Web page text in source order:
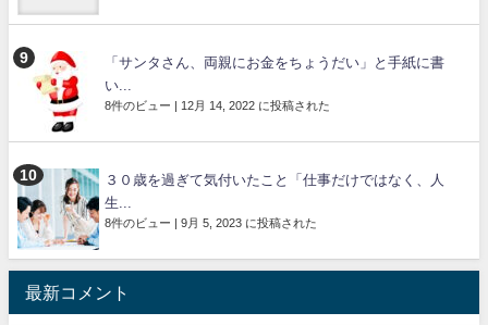
「サンタさん、両親にお金をちょうだい」と手紙に書
い...
8件のビュー 12月 14, 2022 に投稿された
３０歳を過ぎて気付いたこと「仕事だけではなく、人
生...
8件のビュー 9月 5, 2023 に投稿された
最新コメント